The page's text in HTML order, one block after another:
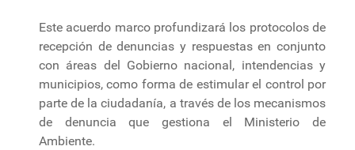
Este acuerdo marco profundizará los protocolos de
recepción de denuncias y respuestas en conjunto
con áreas del Gobierno nacional, intendencias y
municipios, como forma de estimular el control por
parte de la ciudadanía, a través de los mecanismos
de denuncia que gestiona el Ministerio de
Ambiente.